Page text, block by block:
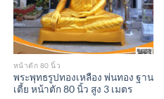
หน้าตัก 80 นิ้ว
พระพุทธรูปทองเหลือง พ่นทอง ฐาน
เตี้ย หน้าตัก 80 นิ้ว สูง 3 เมตร